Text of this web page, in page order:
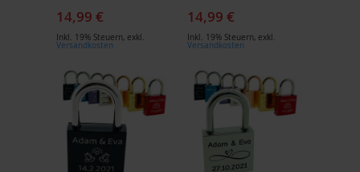
14,99 €
Inkl. 19% Steuern, exkl.
Versandkosten
14,99 €
Inkl. 19% Steuern, exkl.
Versandkosten